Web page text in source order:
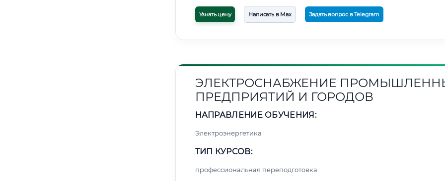
Узнать цену Написать в Max Задать вопрос в Telegram
ЭЛЕКТРОСНАБЖЕНИЕ
ПРЕДПРИЯТИЙ И ГОРОДОВ
НАПРАВЛЕНИЕ ОБУЧЕНИЯ:
Электроэнергетика
ТИП КУРСОВ:
профессиональная переподготовка